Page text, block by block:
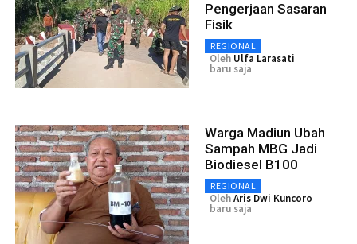
Pengerjaan Sasaran
Fisik
REGIONAL
Oleh Ulfa Larasati
baru saja
Warga Madiun Ubah
Sampah MBG Jadi
Biodiesel B100
REGIONAL
OlehAris Dwi Kuncoro
baru saja